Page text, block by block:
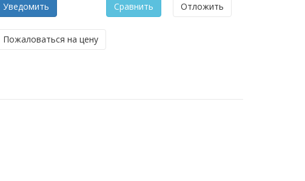
Уведомить Сравнить Отложить
Пожаловаться на цену